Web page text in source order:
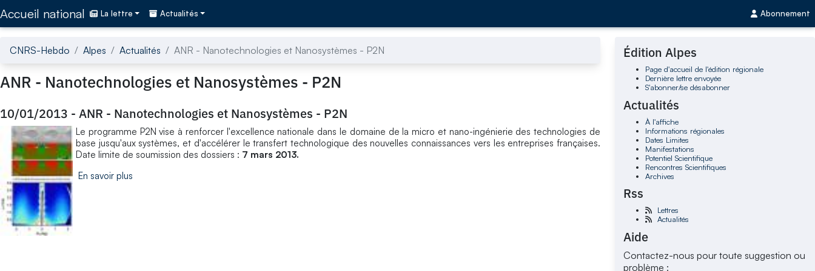
Accueil national La lettre Actualités Abonnement
CNRS-Hebdo Alpes Actualités ANR - Nanotechnologies et Nanosystèmes - P2N
ANR - Nanotechnologies et Nanosystèmes - P2N
10/01/2013 - ANR - Nanotechnologies et Nanosystèmes - P2N
Le programme P2N vise à renforcer l'excellence nationale dans le domaine de la micro et nano-ingénierie des technologies de
base jusqu'aux systèmes, et d'accélérer le transfert technologique des nouvelles connaissances vers les entreprises françaises.
Date limite de soumission des dossiers : 7 mars 2013.
En savoir plus
Édition Alpes
Page d'accueil de l'édition régionale
Dernière lettre envoyée
S'abonner/se désabonner
Actualités
À l'affiche
Informations régionales
Dates Limites
Manifestations
Potentiel Scientifique
Rencontres Scientifiques
Archives
Rss
Lettres
Actualités
Aide
Contactez-nous pour toute suggestion ou
problème :